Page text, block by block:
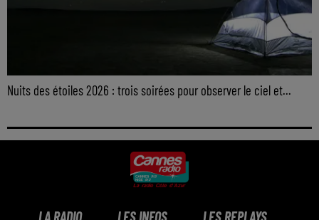
Nuits des étoiles 2026 : trois soirées pour observer le ciel et...
LA RADIO LES INFOS LES REPLAYS